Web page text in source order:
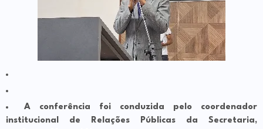
A conferência foi conduzida pelo coordenador
institucional de Relações Públicas da Secretaria,